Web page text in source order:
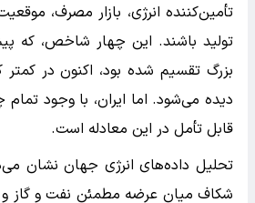
تأمین‌کننده انرژی، بازار مصرف،
تولید باشند. این چهار شاخص، که
بزرگ تقسیم شده بود، اکنون در
دیده می‌شود. اما ایران، با وجود تمام
قابل تأمل در این معادله است.
شکاف میان عرضه مطمئن نفت و گاز و